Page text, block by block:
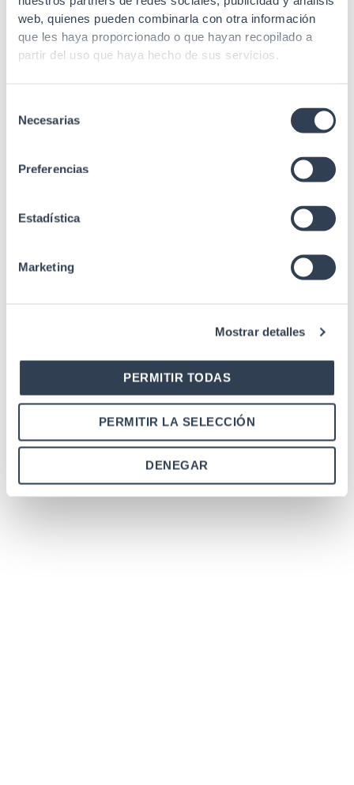
web, quienes pueden combinarla con otra información
que les haya proporcionado o que hayan recopilado a
partir del uso que haya hecho de sus servicios.
Necesarias
Preferencias
Estadística
Marketing
Mostrar detalles
PERMITIR TODAS
PERMITIR LA SELECCIÓN
DENEGAR